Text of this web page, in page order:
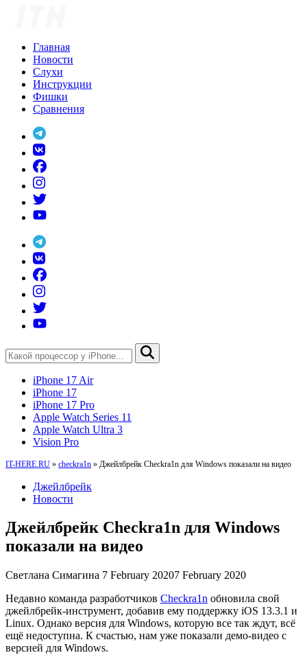
Главная
Новости
Слухи
Инструкции
Фишки
Сравнения
iPhone 17 Air
iPhone 17
iPhone 17 Pro
Apple Watch Series 11
Apple Watch Ultra 3
Vision Pro
IT-HERE.RU » checkra1n » Джейлбрейк Checkra1n для Windows показали на видео
Джейлбрейк
Новости
Джейлбрейк Checkra1n для Windows
показали на видео
Светлана Симагина 7 February 20207 February 2020
Недавно команда разработчиков Checkra1n обновила свой
джейлбрейк-инструмент, добавив ему поддержку iOS 13.3.1 и
Linux. Однако версия для Windows, которую все так ждут, всё
ещё недоступна. К счастью, нам уже показали демо-видео с
версией для Windows.